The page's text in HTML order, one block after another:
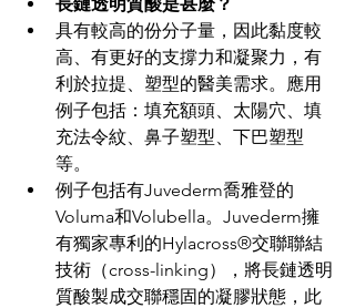
具有較高的份分子量，因此黏度較
高、有更好的支撐力和凝聚力，有
利於拉提、塑型的醫美需求。應用
例子包括：填充額頭、太陽穴、填
充法令紋、鼻子塑型、下巴塑型
等。
例子包括有Juvederm喬雅登的
Voluma和Volubella。Juvederm擁
有獨家專利的Hylacross®交聯聯結
技術（cross-linking），將長鏈透明
質酸製成交聯穩固的凝膠狀態，此